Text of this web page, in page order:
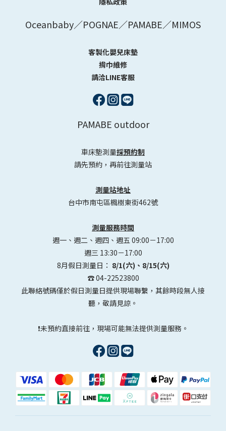
Oceanbaby／POGNAE／PAMABE／MIMOS
客製化嬰兒床墊
揹巾維修
請洽LINE客服
PAMABE outdoor
車床墊測量採預約制
請先預約，再前往測量站
測量站地址
台中市南屯區楓樹東街462號
測量服務時間
週一、週二、週四、週五 09:00－17:00
週三 13:30－17:00
8月假日測量日： 8/1(六)、8/15(六)
☎️ 04-22523800
此聯絡號碼僅於假日測量日提供現場聯繫，其餘時段無人接
聽，敬請見諒。
❗未預約直接前往，現場可能無法提供測量服務。